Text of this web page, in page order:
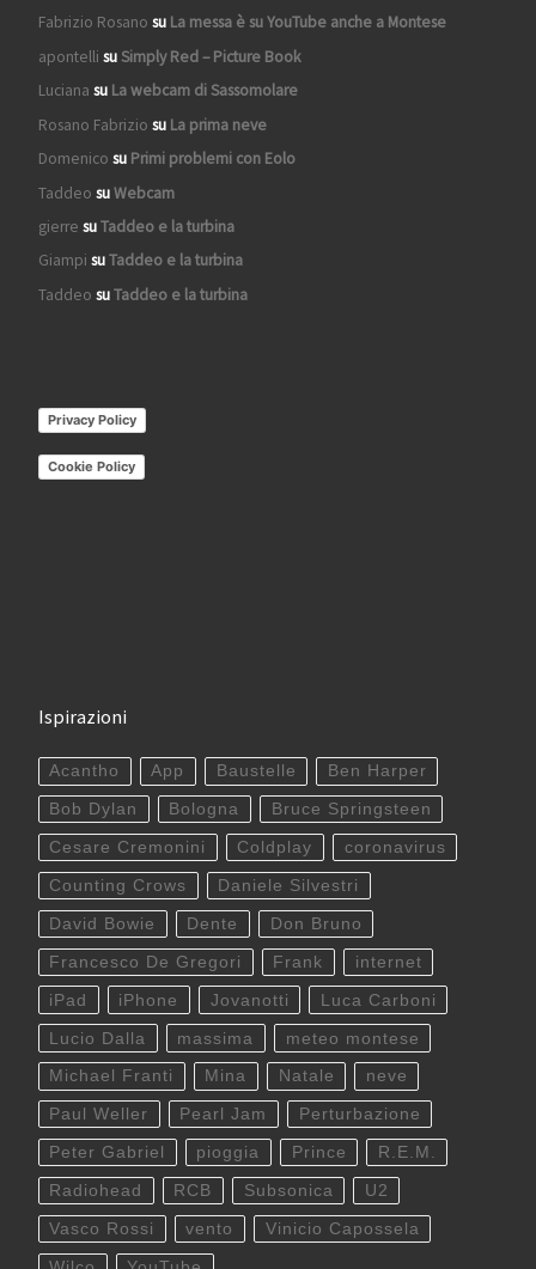
Fabrizio Rosano su La messa è su YouTube anche a Montese
apontelli suSimply Red – Picture Book
Luciana su La webcam di Sassomolare
Rosano Fabrizio su La prima neve
Domenico su Primi problemi con Eolo
Taddeo suWebcam
gierre suTaddeo e la turbina
Giampi suTaddeo e la turbina
Taddeo suTaddeo e la turbina
Privacy Policy
Cookie Policy
Ispirazioni
Acantho App Baustelle Ben Harper
Bob Dylan Bologna Bruce Springsteen
Cesare Cremonini Coldplay coronavirus
Counting Crows Daniele Silvestri
David Bowie Dente Don Bruno
Francesco De Gregori Frank internet
iPad iPhone Jovanotti Luca Carboni
Lucio Dalla massima meteo montese
Michael Franti Mina Natale neve
Paul Weller Pearl Jam Perturbazione
Peter Gabriel pioggia Prince R.E.M.
Radiohead RCB Subsonica U2
Vasco Rossi vento Vinicio Capossela